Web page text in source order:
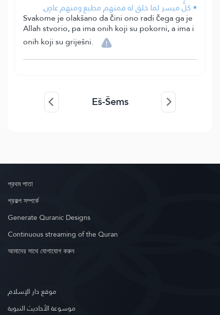
• كلٌّ ميسر لما خلق له فمنهم مطيع ومنهم عاصٍ.
Svakome je olakšano da čini ono radi čega ga je
Allah stvorio, pa ima onih koji su pokorni, a ima i
onih koji su griješni.
Eš-Šems
প্রথম পাতা
প্রকল্প সম্পর্কে
Generate Quranic Designs
Continuous streaming of the Quran
আমাদের সাথে যোগাযোগ করুন
موقع دار الإسلام
موسوعة الأحاديث النبوية